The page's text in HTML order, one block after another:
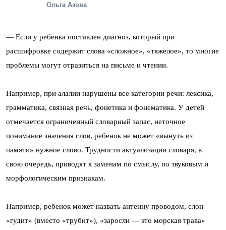
Ольга Азова
— Если у ребенка поставлен диагноз, который при
расшифровке содержит слова «сложное», «тяжелое», то многие
проблемы могут отразиться на письме и чтении.
Например, при алалии нарушены все категории речи: лексика,
грамматика, связная речь, фонетика и фонематика. У детей
отмечается ограниченный словарный запас, неточное
понимание значения слов, ребенок не может «вынуть из
памяти» нужное слово. Трудности актуализации словаря, в
свою очередь, приводят к заменам по смыслу, по звуковым и
морфологическим признакам.
Например, ребенок может назвать антенну проводом, слон
«гудит» (вместо «трубит»), «заросли — это морская трава»